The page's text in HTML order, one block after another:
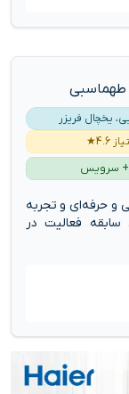
طهماسبی
یخچال فریزر
4.6★
حرفه‌ای و تجربه
فعالیت در